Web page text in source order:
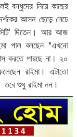
বন্ধুদের নিয়ে কাছের
আসন ছেড়ে নেচে
দিতেন। আর আজ
পাল বলছেন "এখনো
করতে পারছে না। ২০
রাইমা। এটাতো
তবে শুধু রাইমা নন।